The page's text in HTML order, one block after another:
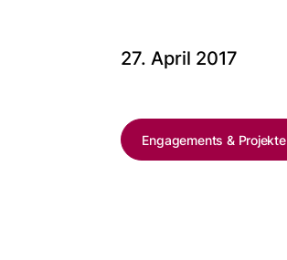
27. April 2017
Engagements & Projekte